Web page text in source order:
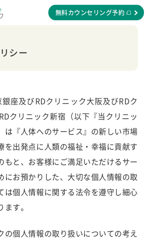
無料カウンセリング予約
シー
座及びRDクリニック大阪及びRDク
クリニック新宿 （以下『当クリニッ
は『人体へのサービス』の新しい市場
を出発点に人類の福祉・幸福に貢献す
もと、お客様にご満足いただけるサー
にお預かりした、大切な個人情報の取
は個人情報に関する法令を遵守し細心
す。
の個人情報の取り扱いについての考え